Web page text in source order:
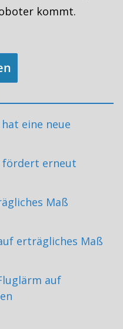
kommt.
eine neue
fördert erneut
Maß
erträgliches Maß
auf